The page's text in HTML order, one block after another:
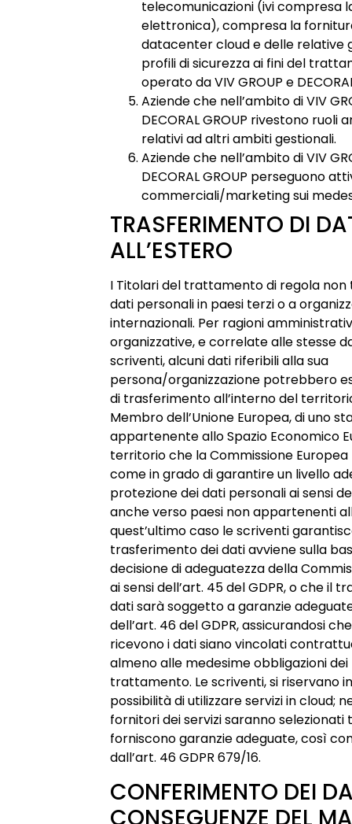
telecomunicazioni (ivi compresa
elettronica), compresa la
datacenter cloud e delle relative
profili di sicurezza ai fini del
operato da VIV GROUP e
Aziende che nell’ambito di VIV
DECORAL GROUP rivestono ruoli
relativi ad altri ambiti gestionali.
Aziende che nell’ambito di VIV
DECORAL GROUP perseguono
commerciali/marketing sui
TRASFERIMENTO DI
ALL’ESTERO
I Titolari del trattamento di regola non
dati personali in paesi terzi o a
internazionali. Per ragioni
organizzative, e correlate alle stesse
scriventi, alcuni dati riferibili alla sua
persona/organizzazione potrebbero
di trasferimento all’interno del
Membro dell’Unione Europea, di uno
appartenente allo Spazio Economico
territorio che la Commissione
come in grado di garantire un livello
protezione dei dati personali ai sensi
anche verso paesi non appartenenti
quest’ultimo caso le scriventi
trasferimento dei dati avviene sulla
decisione di adeguatezza della
ai sensi dell’art. 45 del GDPR, o che il
dati sarà soggetto a garanzie
dell’art. 46 del GDPR, assicurandosi
ricevono i dati siano vincolati
almeno alle medesime obbligazioni
trattamento. Le scriventi, si riservano
possibilità di utilizzare servizi in cloud;
fornitori dei servizi saranno
forniscono garanzie adeguate, così
dall’art. 46 GDPR 679/16.
CONFERIMENTO DEI